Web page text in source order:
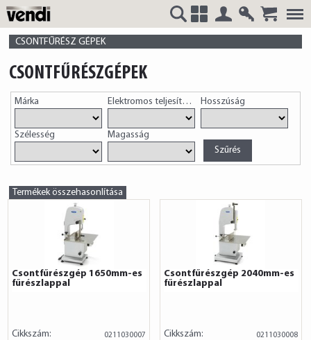
VENDI
HUNGÁRIA
Kft.
CSONTFŰRÉSZ GÉPEK
CSONTFŰRÉSZGÉPEK
Márka Elektromos teljesítményHosszúság
Szélesség Magasság
Termékek összehasonlítása
Csontfűrészgép 1650mm-es
fűrészlappal
Cikkszám: 0211030007
Csontfűrészgép 2040mm-es
fűrészlappal
Cikkszám: 0211030008